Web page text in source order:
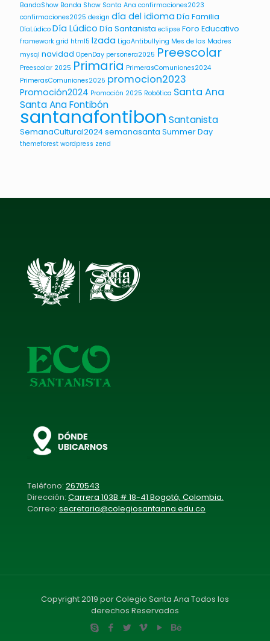
BandaShow Banda Show Santa Ana confirmaciones2023
confirmaciones2025 design día del idioma Día Familia
DíaLúdico Día Lúdico Día Santanista eclipse Foro Educativo
framework grid html5 Izada LigaAntibullying Mes de las Madres
mysql navidad OpenDay personera2025 Preescolar
Preescolar 2025 Primaria PrimerasComuniones2024
PrimerasComuniones2025 promocion2023
Promoción2024 Promoción 2025 Robótica Santa Ana
Santa Ana Fontibón
santanafontibon Santanista
SemanaCultural2024semanasanta Summer Day
themeforest wordpress zend
Teléfono: 2670543
Dirección: Carrera 103B # 18-41 Bogotá, Colombia.
Correo: secretaria@colegiosantaana.edu.co
Copyright 2019 por Colegio Santa Ana Todos los
derechos Reservados